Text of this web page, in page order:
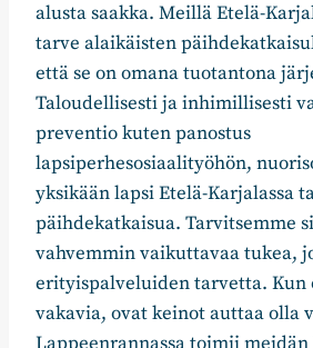
alusta saakka. Meillä Etelä-
tarve alaikäisten
että se on omana tuotantona
Taloudellisesti ja inhimillisesti
preventio kuten panostus
lapsiperhesosiaalityöhön,
yksikään lapsi Etelä-Karjalassa
päihdekatkaisua. Tarvitsemme
vahvemmin vaikuttavaa tukea,
erityispalveluiden tarvetta. Kun
vakavia, ovat keinot auttaa olla